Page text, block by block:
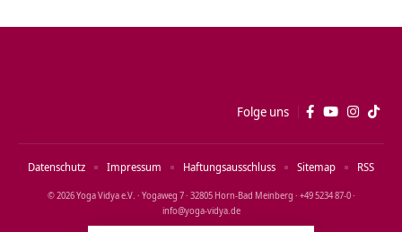
Folge uns
© 2026 Yoga Vidya e.V. · Yogaweg 7 · 32805 Horn‑Bad Meinberg · +49 5234 87‑0 ·
info@yoga‑vidya.de
Datenschutz Impressum Haftungsausschluss Sitemap RSS